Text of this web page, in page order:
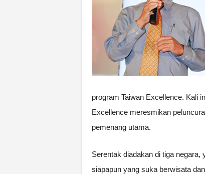
program Taiwan Excellence. Kali
Excellence meresmikan
pemenang utama.
Serentak diadakan di tiga negara,
siapapun yang suka berwisata